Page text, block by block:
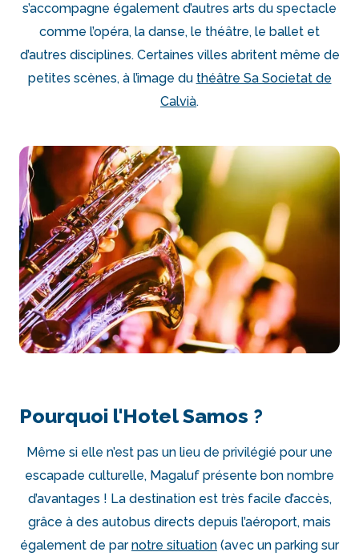
s’accompagne également d’autres arts du spectacle
comme l’opéra, la danse, le théâtre, le ballet et
d’autres disciplines. Certaines villes abritent même de
petites scènes, à l’image du théâtre Sa Societat de
Calvià.
Pourquoi l'Hotel Samos ?
Même si elle n’est pas un lieu de privilégié pour une
escapade culturelle, Magaluf présente bon nombre
d’avantages ! La destination est très facile d’accès,
grâce à des autobus directs depuis l’aéroport, mais
également de parnotre situation (avec un parking sur